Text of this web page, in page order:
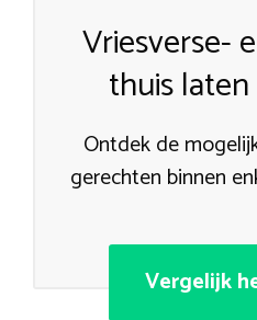
Vriesverse-
thuis
Ontdek de
gerechten binnen
Vergelijk